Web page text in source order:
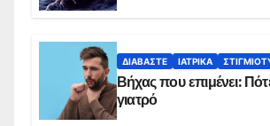
ΔΙΑΒΆΣΤΕ ΙΑΤΡΙΚΆ
Βήχας που επιμένει:
γιατρό